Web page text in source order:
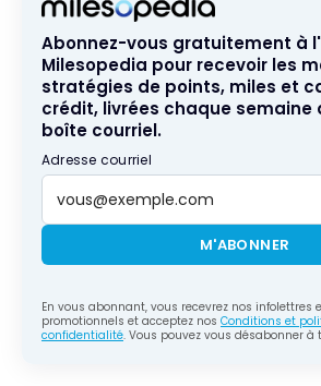
Abonnez-vous gratuitement à
Milesopedia pour recevoir les
stratégies de points, miles et
crédit, livrées chaque semaine
boîte courriel.
Adresse courriel
M'ABONNER
En vous abonnant, vous recevrez nos infolettres
promotionnels et acceptez nos Conditions et
confidentialité. Vous pouvez vous désabonner